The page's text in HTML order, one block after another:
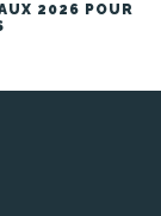
2026 POUR